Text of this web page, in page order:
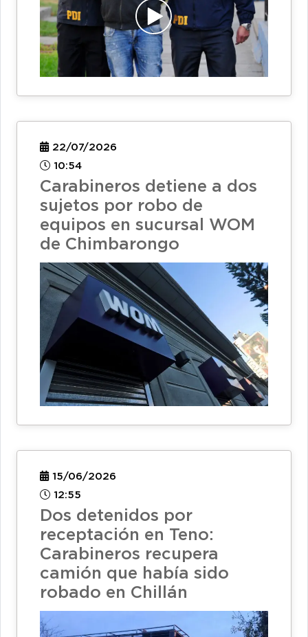
22/07/2026
10:54
Carabineros detiene a dos
sujetos por robo de
equipos en sucursal WOM
de Chimbarongo
15/06/2026
12:55
Dos detenidos por
receptación en Teno:
Carabineros recupera
camión que había sido
robado en Chillán